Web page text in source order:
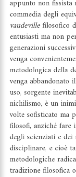
appunto non fissista
commedia degli
vaudevillefilosofico
entusiasti ma non
generazioni
venga
metodologica della
venga abbandonato
uso, sorgente
nichilismo, è un
volte sofisticato ma
filosofi, anziché
degli scienziati e
disciplinare, e cioè
metodologiche
tradizione filosofica